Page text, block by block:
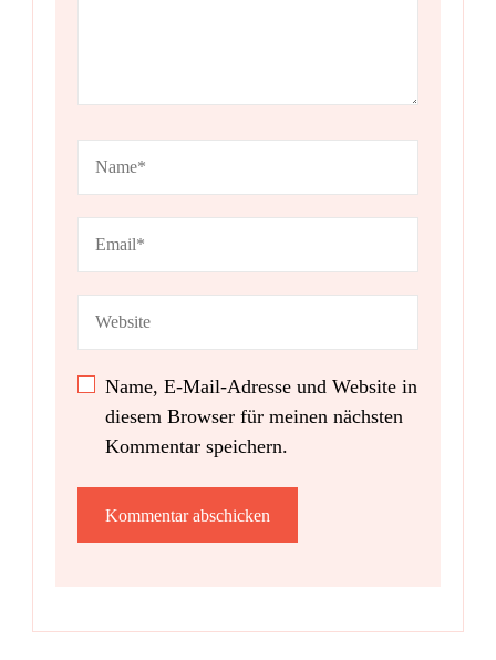
Name, E-Mail-Adresse und Website in
diesem Browser für meinen nächsten
Kommentar speichern.